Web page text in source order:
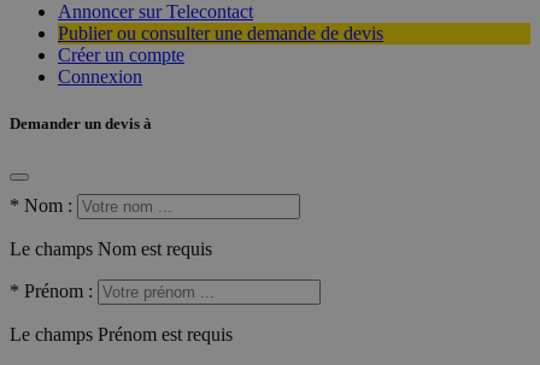
Annoncer sur Telecontact
Publier ou consulter une demande de devis
Créer un compte
Connexion
Demander un devis à
* Nom :
Le champs Nom est requis
* Prénom :
Le champs Prénom est requis